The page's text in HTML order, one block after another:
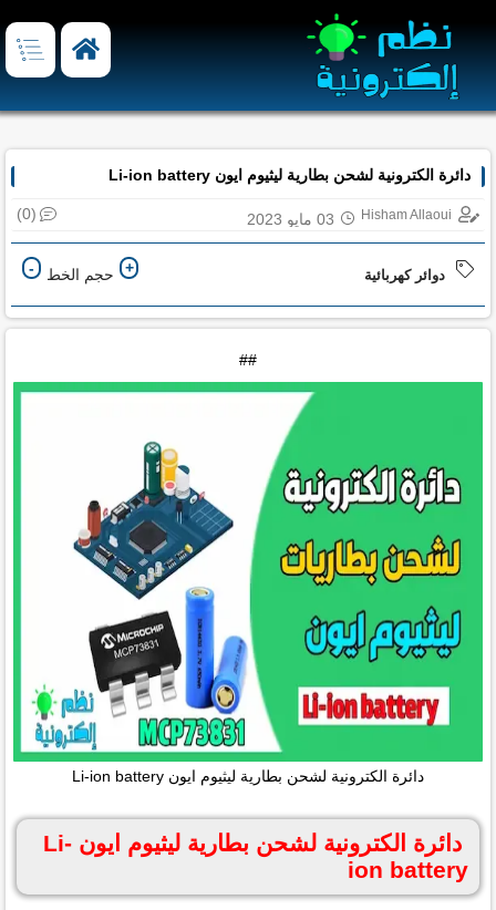
دائرة الكترونية لشحن بطارية ليثيوم ايون Li-ion battery
Hisham Allaoui 03 مايو 2023 (0)
دوائر كهربائية + حجم الخط -
##
دائرة الكترونية لشحن بطارية ليثيوم ايون Li-ion battery
دائرة الكترونية لشحن بطارية ليثيوم ايون Li-
ion battery